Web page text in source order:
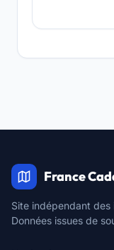
France
Site indépendant
Données issues de